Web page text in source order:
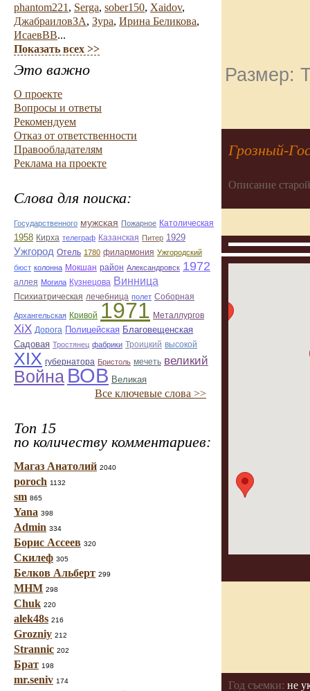
phantom221 , Serga, sober150, Xaidov,
ДжабраиловЗА, Зура, Ирина Беликова,
ИсаевВВ...
Показать всех >>
Это важно
О проекте
Вопросы и ответы
Рекомендуем
Отказ от ответственности
Правообладателям
Реклама на проекте
Слова для поиска:
Государственного мужская Пожарное Католическая
1958 Кирха телеграф Казанская Питер 1929
Ужгород Отель 1780 филармония Ужгородский
бюст колонна Мокшан район Александровск 1972
аллея Могила Кузнецова Винница
Психиатрическая лечебница полет Соборная
Архангельская Кривой 1971 Металлургов
ХiХ Дорога Полицейская Благовещенская
Садовая Тростянец фабрики Троицкий высокой
ХІХ губернатора Бристоль мечеть великий
Война ВОВ Великая
Все ключевые слова >>
Топ 15
по количеству комментариев:
Магаз Анатолий 2040
poroch 1132
sm 865
Yana 398
Admin 334
Борис Ассеев 320
Скилеф 305
Белков Альберт 299
МНМ 298
Chuk 220
alek48s 216
Grozniy 212
Strannic 202
Брат 198
mr.seniv 174
Размер:
Грозный-
Описание
Год съемки: не